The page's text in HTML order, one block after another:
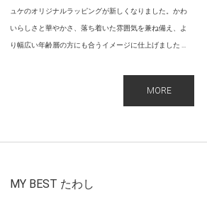
ュケのオリジナルラッピングが新しくなりました。かわ
いらしさと華やかさ、落ち着いた雰囲気を兼ね備え、よ
り幅広い年齢層の方にも合うイメージに仕上げました ...
MORE
MY BEST たわし